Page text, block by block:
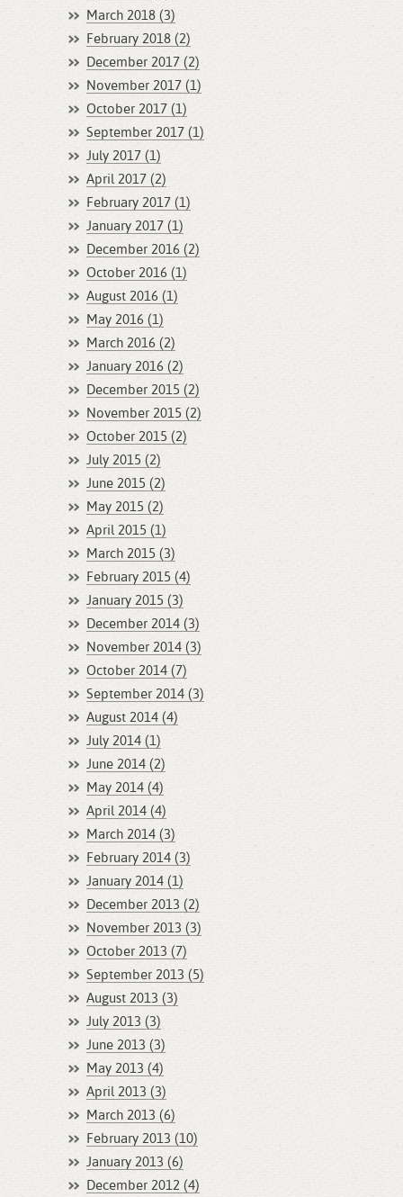
March 2018 (3)
February 2018 (2)
December 2017 (2)
November 2017 (1)
October 2017 (1)
September 2017 (1)
July 2017 (1)
April 2017 (2)
February 2017 (1)
January 2017 (1)
December 2016 (2)
October 2016 (1)
August 2016 (1)
May 2016 (1)
March 2016 (2)
January 2016 (2)
December 2015 (2)
November 2015 (2)
October 2015 (2)
July 2015 (2)
June 2015 (2)
May 2015 (2)
April 2015 (1)
March 2015 (3)
February 2015 (4)
January 2015 (3)
December 2014 (3)
November 2014 (3)
October 2014 (7)
September 2014 (3)
August 2014 (4)
July 2014 (1)
June 2014 (2)
May 2014 (4)
April 2014 (4)
March 2014 (3)
February 2014 (3)
January 2014 (1)
December 2013 (2)
November 2013 (3)
October 2013 (7)
September 2013 (5)
August 2013 (3)
July 2013 (3)
June 2013 (3)
May 2013 (4)
April 2013 (3)
March 2013 (6)
February 2013 (10)
January 2013 (6)
December 2012 (4)